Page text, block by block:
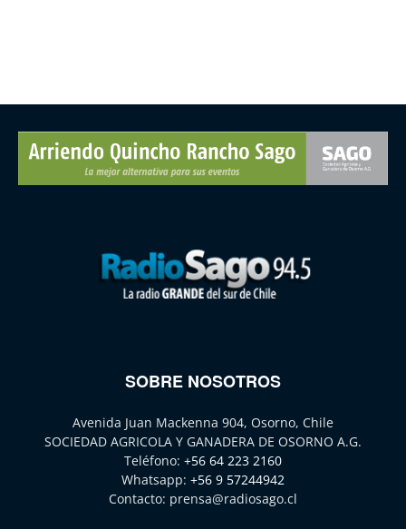
SOBRE NOSOTROS
Avenida Juan Mackenna 904, Osorno, Chile
SOCIEDAD AGRICOLA Y GANADERA DE OSORNO A.G.
Teléfono: +56 64 223 2160
Whatsapp: +56 9 57244942
Contacto: prensa@radiosago.cl